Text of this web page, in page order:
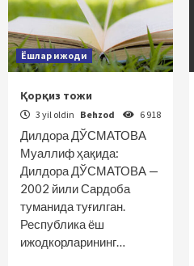
Ёшлар ижоди
Қорқиз тожи
3 yil oldin Behzod 6 918
Дилдора ДЎСМАТОВА
Муаллиф ҳақида:
Дилдора ДЎСМАТОВА —
2002 йили Сардоба
туманида туғилган.
Республика ёш
ижодкорларининг…